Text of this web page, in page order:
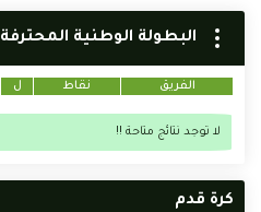
البطولة الوطنية المحترفة
الفريق نقاط ل
لا توجد نتائج متاحة !!
كرة قدم